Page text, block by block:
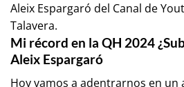
Aleix Espargaró del Canal de
Talavera.
Mi récord en la QH 2024
Aleix Espargaró
Hoy vamos a adentrarnos en un